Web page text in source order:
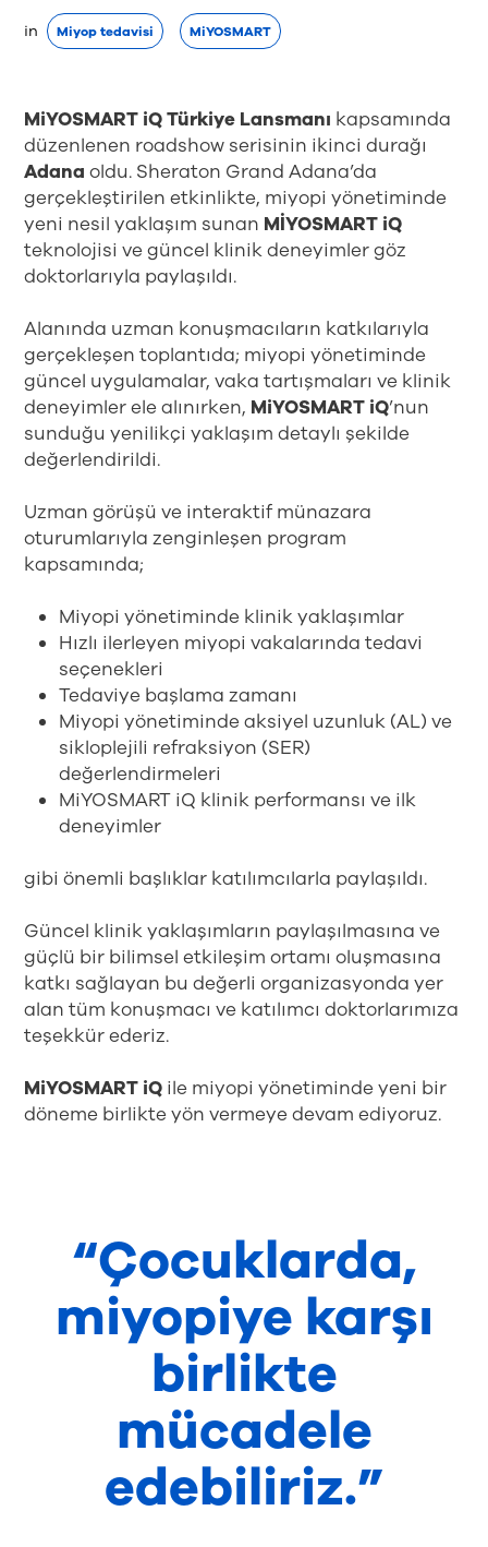
in Miyop tedavisi MiYOSMART
MiYOSMART iQ Türkiye Lansmanı kapsamında
düzenlenen roadshow serisinin ikinci durağı
Adana oldu. Sheraton Grand Adana’da
gerçekleştirilen etkinlikte, miyopi yönetiminde
yeni nesil yaklaşım sunan MİYOSMART iQ
teknolojisi ve güncel klinik deneyimler göz
doktorlarıyla paylaşıldı.
Alanında uzman konuşmacıların katkılarıyla
gerçekleşen toplantıda; miyopi yönetiminde
güncel uygulamalar, vaka tartışmaları ve klinik
deneyimler ele alınırken, MiYOSMART iQ’nun
sunduğu yenilikçi yaklaşım detaylı şekilde
değerlendirildi.
Uzman görüşü ve interaktif münazara
oturumlarıyla zenginleşen program
kapsamında;
Miyopi yönetiminde klinik yaklaşımlar
Hızlı ilerleyen miyopi vakalarında tedavi
seçenekleri
Tedaviye başlama zamanı
Miyopi yönetiminde aksiyel uzunluk (AL) ve
sikloplejili refraksiyon (SER)
değerlendirmeleri
MiYOSMART iQ klinik performansı ve ilk
deneyimler
gibi önemli başlıklar katılımcılarla paylaşıldı.
Güncel klinik yaklaşımların paylaşılmasına ve
güçlü bir bilimsel etkileşim ortamı oluşmasına
katkı sağlayan bu değerli organizasyonda yer
alan tüm konuşmacı ve katılımcı doktorlarımıza
teşekkür ederiz.
MiYOSMART iQ ile miyopi yönetiminde yeni bir
döneme birlikte yön vermeye devam ediyoruz.
“Çocuklarda,
miyopiye karşı
birlikte
mücadele
edebiliriz.”